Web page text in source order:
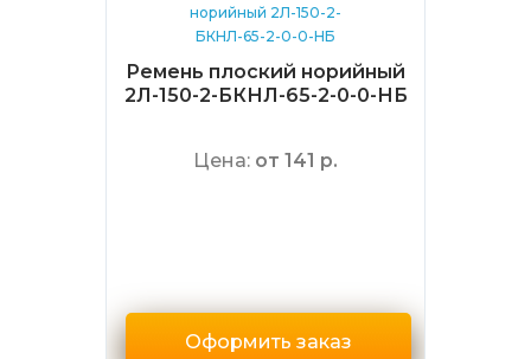
Ремень плоский норийный
2Л-150-2-БКНЛ-65-2-0-0-НБ
Цена: от 141 р.
Оформить заказ